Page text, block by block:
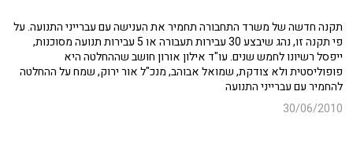
תקנה חדשה של משרד התחבורה תחמיר את הענישה עם עברייני התנועה. על
פי תקנה זו, נהג שיבצע 30 עבירות תעבורה או 5 עבירות תנועה מסוכנות,
ייפסל רשיונו לחמש שנים. עו"ד אילון אורון חושב שההחלטה היא
פופוליסטית ולא צודקת, שמואל אבוהב, מנכ"ל אור ירוק, שמח על ההחלטה
להחמיר עם עברייני התנועה
30/06/2010